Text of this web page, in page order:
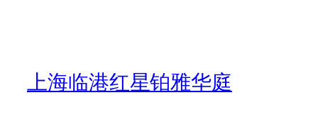
上海临港红星铂雅华庭